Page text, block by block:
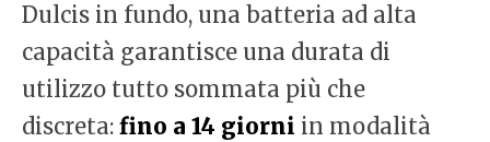
Dulcis in fundo, una batteria ad alta
capacità garantisce una durata di
utilizzo tutto sommata più che
discreta: fino a 14 giorni in modalità